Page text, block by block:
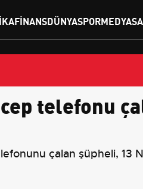
FINANSDÜNYASPORMEDYA
telefonu
çalan şüpheli, 13